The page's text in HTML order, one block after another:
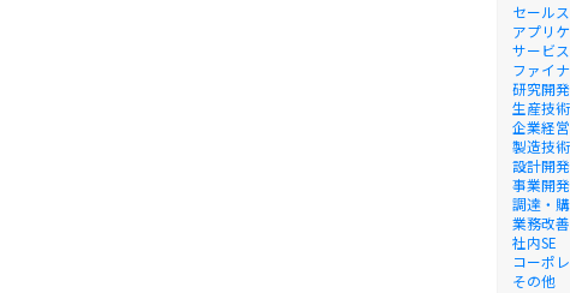
セール
アプリ
サービ
ファイ
研究開発
生産技
企業経
製造技
設計開
事業開
調達・
業務改
社内SE
コーポ
その他